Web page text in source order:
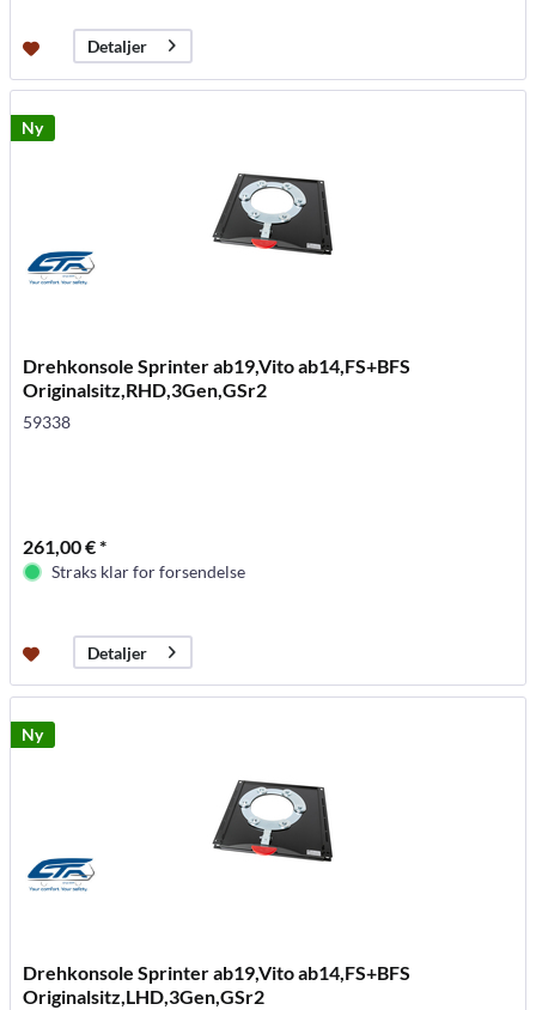
Detaljer
Ny
Drehkonsole Sprinter ab19,Vito ab14,FS+BFS
Originalsitz,RHD,3Gen,GSr2
59338
261,00 € *
Straks klar for forsendelse
Detaljer
Ny
Drehkonsole Sprinter ab19,Vito ab14,FS+BFS
Originalsitz,LHD,3Gen,GSr2